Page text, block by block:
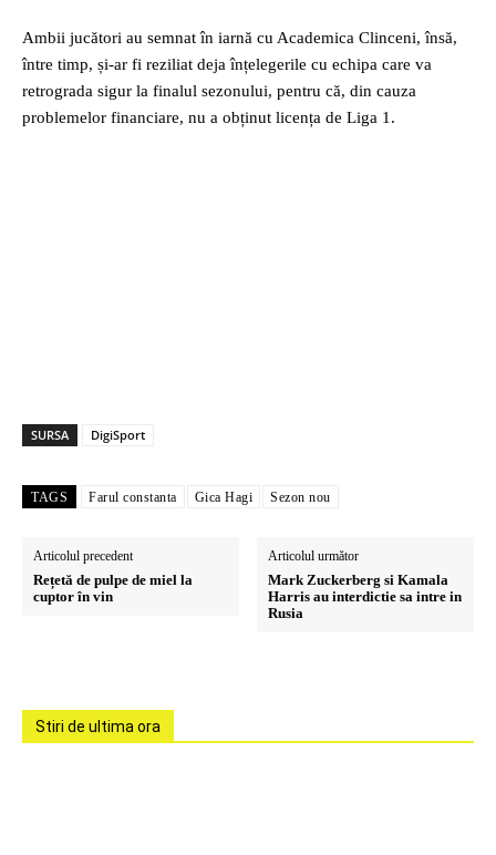
Ambii jucători au semnat în iarnă cu Academica Clinceni, însă,
între timp, și-ar fi reziliat deja înțelegerile cu echipa care va
retrograda sigur la finalul sezonului, pentru că, din cauza
problemelor financiare, nu a obținut licența de Liga 1.
SURSA DigiSport
TAGS Farul constanta Gica Hagi Sezon nou
Articolul precedent
Rețetă de pulpe de miel la
cuptor în vin
Articolul următor
Mark Zuckerberg si Kamala
Harris au interdictie sa intre in
Rusia
Stiri de ultima ora